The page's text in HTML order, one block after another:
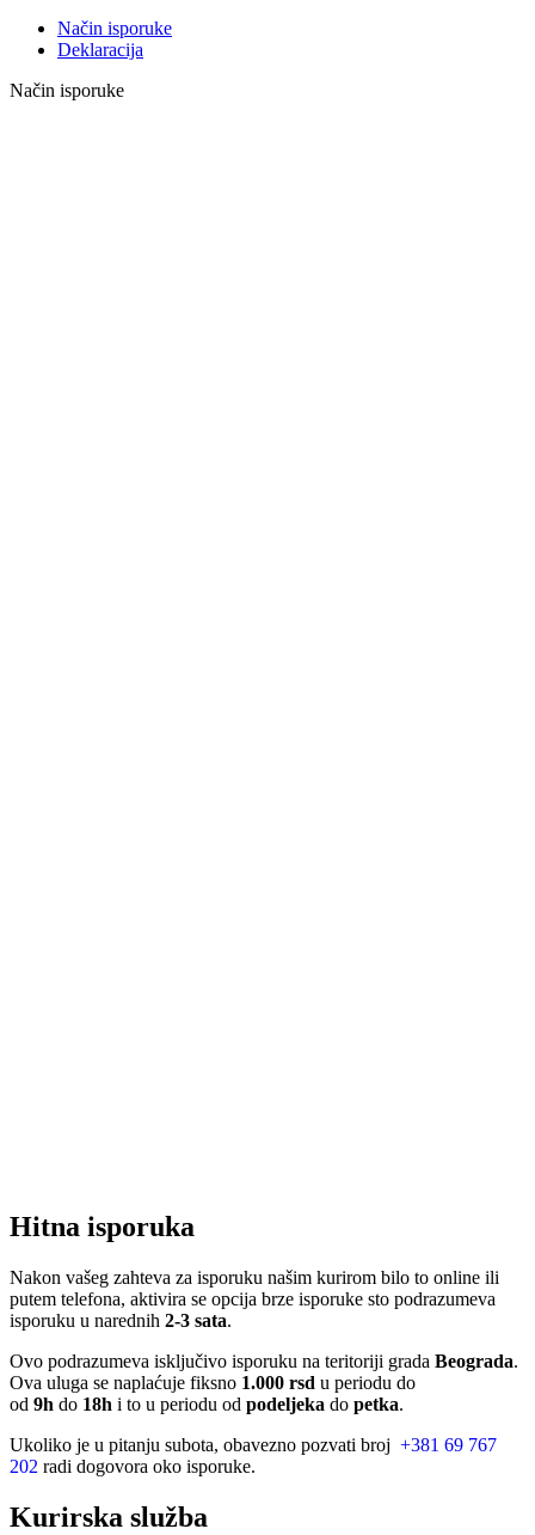
Način isporuke
Deklaracija
Način isporuke
Hitna isporuka
Nakon vašeg zahteva za isporuku našim kurirom bilo to online ili
putem telefona, aktivira se opcija brze isporuke sto podrazumeva
isporuku u narednih 2-3 sata.
Ovo podrazumeva isključivo isporuku na teritoriji grada Beograda.
Ova uluga se naplaćuje fiksno 1.000 rsd u periodu do
od 9h do 18h i to u periodu od podeljeka do petka.
Ukoliko je u pitanju subota, obavezno pozvati broj +381 69 767
202 radi dogovora oko isporuke.
Kurirska služba